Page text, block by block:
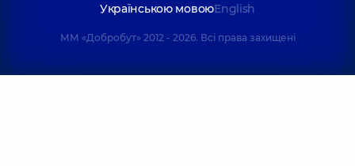
Українською мовоюEnglish
ММ «Добробут» 2012 - 2026. Всі права захищені